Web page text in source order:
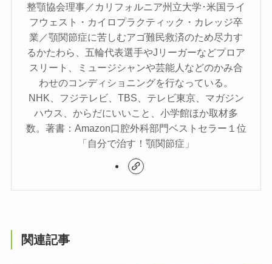
整顎協会理事／カリフォルニア州立大学･米国ライ
フウェスト・カイロプラクティック・カレッジ卒
業／顎関節症に苦しむアゴ難民救済のため尽力す
るかたわら、五輪代表選手やJリーガーなどプロア
スリート、ミュージシャンや芸能人などのかみ合
わせのコンディショニングを行なっている。
NHK、フジテレビ、TBS、テレビ東京、マガジン
ハウス、からだにいいこと、小学館ほか取材多
数。著書：Amazon口腔外科部門ベストセラー１位
「自分で治す！顎関節症」
関連記事